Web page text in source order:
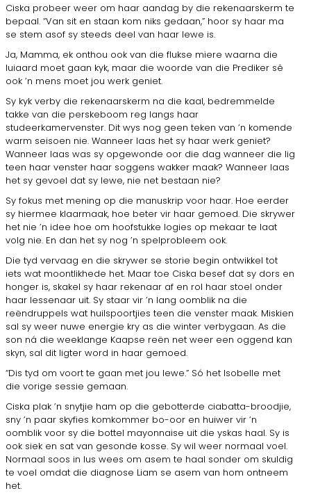
Ciska probeer weer om haar aandag by die rekenaarskerm te
bepaal. “Van sit en staan kom niks gedaan,” hoor sy haar ma
se stem asof sy steeds deel van haar lewe is.
Ja, Mamma, ek onthou ook van die flukse miere waarna die
luiaard moet gaan kyk, maar die woorde van die Prediker sê
ook ’n mens moet jou werk geniet.
Sy kyk verby die rekenaarskerm na die kaal, bedremmelde
takke van die perskeboom reg langs haar
studeerkamervenster. Dit wys nog geen teken van ’n komende
warm seisoen nie. Wanneer laas het sy haar werk geniet?
Wanneer laas was sy opgewonde oor die dag wanneer die lig
teen haar venster haar soggens wakker maak? Wanneer laas
het sy gevoel dat sy lewe, nie net bestaan nie?
Sy fokus met mening op die manuskrip voor haar. Hoe eerder
sy hiermee klaarmaak, hoe beter vir haar gemoed. Die skrywer
het nie ’n idee hoe om hoofstukke logies op mekaar te laat
volg nie. En dan het sy nog ’n spelprobleem ook.
Die tyd vervaag en die skrywer se storie begin ontwikkel tot
iets wat moontlikhede het. Maar toe Ciska besef dat sy dors en
honger is, skakel sy haar rekenaar af en rol haar stoel onder
haar lessenaar uit. Sy staar vir ’n lang oomblik na die
reëndruppels wat huilspoortjies teen die venster maak. Miskien
sal sy weer nuwe energie kry as die winter verbygaan. As die
son ná die weeklange Kaapse reën net weer een oggend kan
skyn, sal dit ligter word in haar gemoed.
“Dis tyd om voort te gaan met jou lewe.” Só het Isobelle met
die vorige sessie gemaan.
Ciska plak ’n snytjie ham op die gebotterde ciabatta-broodjie,
sny ’n paar skyfies komkommer bo-oor en huiwer vir ’n
oomblik voor sy die bottel mayonnaise uit die yskas haal. Sy is
ook siek en sat van gesonde kosse. Sy wil weer normaal voel.
Normaal soos in lus wees om asem te haal sonder om skuldig
te voel omdat die diagnose Liam se asem van hom ontneem
het.